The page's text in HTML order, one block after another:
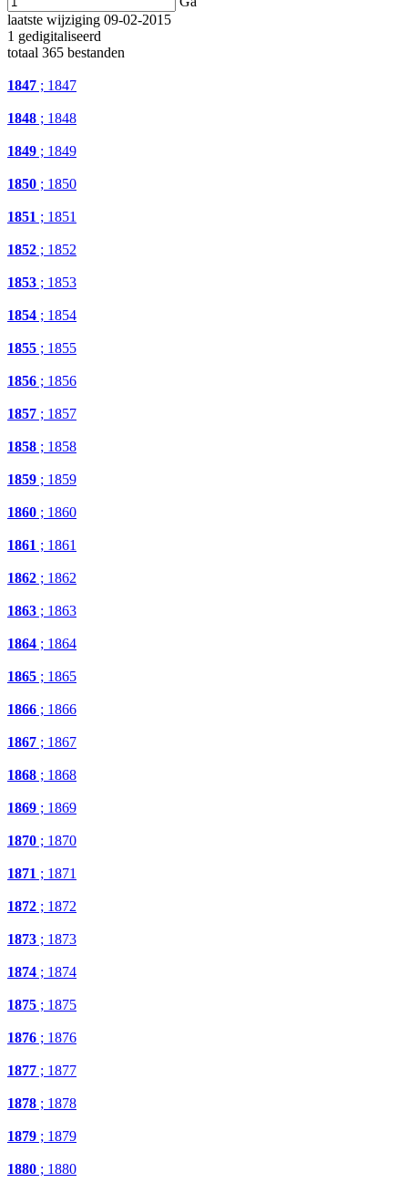
laatste wijziging 09-02-2015
1 gedigitaliseerd
totaal 365 bestanden
1847 ; 1847
1848 ; 1848
1849 ; 1849
1850 ; 1850
1851 ; 1851
1852 ; 1852
1853 ; 1853
1854 ; 1854
1855 ; 1855
1856 ; 1856
1857 ; 1857
1858 ; 1858
1859 ; 1859
1860 ; 1860
1861 ; 1861
1862 ; 1862
1863 ; 1863
1864 ; 1864
1865 ; 1865
1866 ; 1866
1867 ; 1867
1868 ; 1868
1869 ; 1869
1870 ; 1870
1871 ; 1871
1872 ; 1872
1873 ; 1873
1874 ; 1874
1875 ; 1875
1876 ; 1876
1877 ; 1877
1878 ; 1878
1879 ; 1879
1880 ; 1880